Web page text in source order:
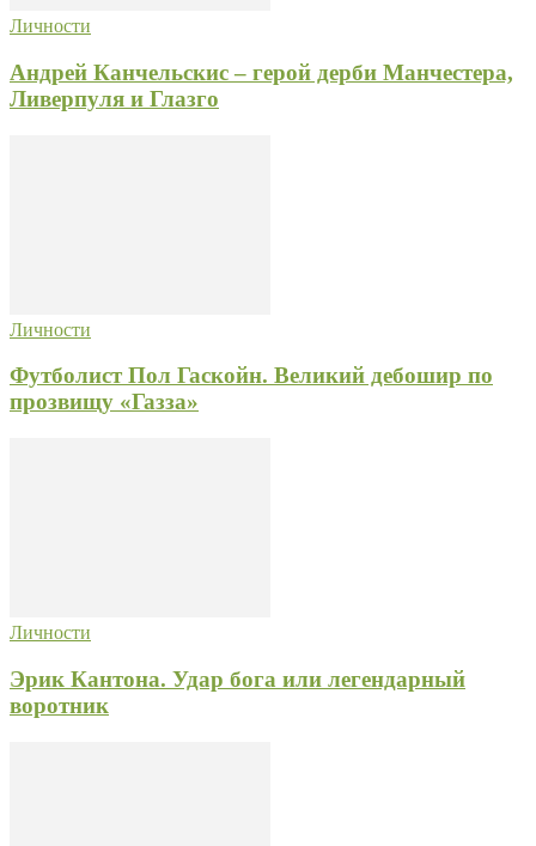
Личности
Андрей Канчельскис – герой дерби Манчестера,
Ливерпуля и Глазго
Личности
Футболист Пол Гаскойн. Великий дебошир по
прозвищу «Газза»
Личности
Эрик Кантона. Удар бога или легендарный
воротник